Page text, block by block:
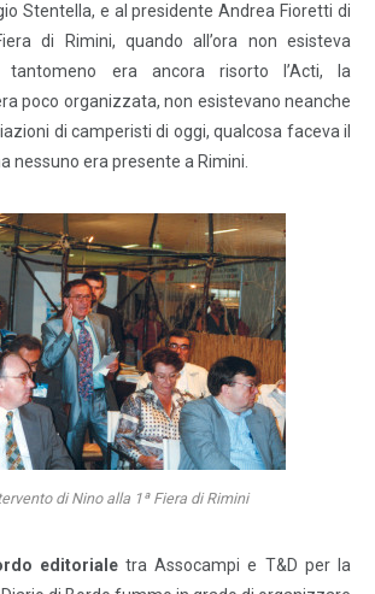
Stentella, e al presidente Andrea Fioretti di
di Rimini, quando all’ora non esisteva
tantomeno era ancora risorto l’Acti, la
poco organizzata, non esistevano neanche
di camperisti di oggi, qualcosa faceva il
nessuno era presente a Rimini.
di Nino alla 1ª Fiera di Rimini
editorialetra Assocampi e T&D per la